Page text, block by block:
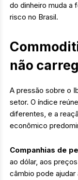
do dinheiro muda a
risco no Brasil.
não
A pressão sobre o
setor. O índice
diferentes, e a
econômico
Companhias de
ao dólar, aos
câmbio pode